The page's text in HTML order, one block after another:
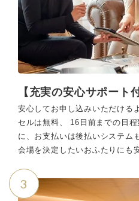
【充実の安心サポート
安心してお申し込みいただける
セルは無料、 16日前までの日
に、お支払いは後払いシステム
会場を決定したいおふたりにも
3